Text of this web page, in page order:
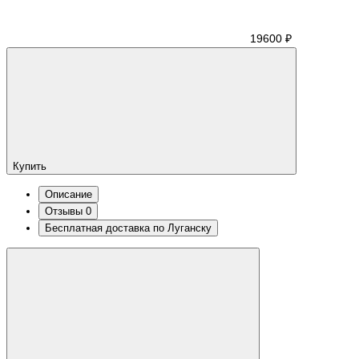
19600 ₽
Купить
Описание
Отзывы 0
Бесплатная доставка по Луганску